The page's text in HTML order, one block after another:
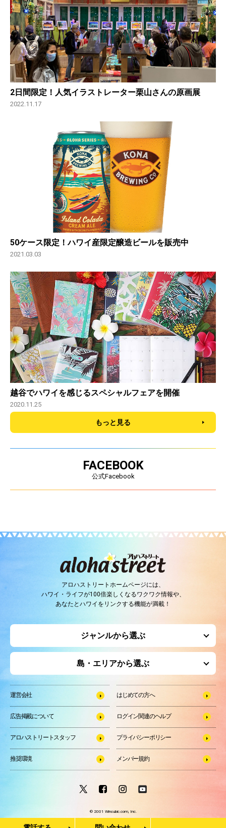
2日間限定！人気イラストレーター栗山さんの原画展
2022.11.17
50ケース限定！ハワイ産限定醸造ビールを販売中
2021.03.03
越谷でハワイを感じるスペシャルフェアを開催
2020.11.25
もっと見る
FACEBOOK
公式Facebook
アロハストリートホームページには、
ハワイ・ライフが100倍楽しくなるワクワク情報や、
あなたとハワイをリンクする機能が満載！
ジャンルから選ぶ
島・エリアから選ぶ
運営会社 はじめての方へ
広告掲載について ログイン関連のヘルプ
アロハストリートスタッフ プライバシーポリシー
推奨環境 メンバー規約
© 2001 Wincubic.com, Inc.